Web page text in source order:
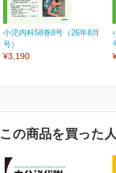
小児内科58巻8号（26年8月
号）
¥3,190
この商品を買った